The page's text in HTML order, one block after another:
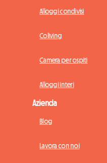
Alloggi condivisi
Coliving
Camera per ospiti
Alloggi interi
Azienda
Blog
Lavora con noi